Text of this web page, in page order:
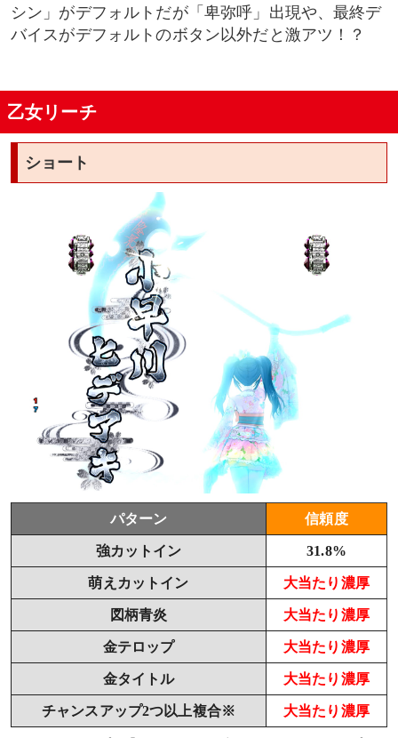
シン」がデフォルトだが「卑弥呼」出現や、最終デ
バイスがデフォルトのボタン以外だと激アツ！？
乙女リーチ
ショート
パターン 信頼度
強カットイン 31.8%
萌えカットイン 大当たり濃厚
図柄青炎 大当たり濃厚
金テロップ 大当たり濃厚
金タイトル 大当たり濃厚
チャンスアップ2つ以上複合※ 大当たり濃厚